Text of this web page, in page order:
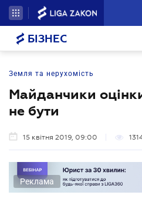
БІЗНЕС
Земля та нерухомість
Майданчики
не бути
15 квітня 2019, 09:00
Реклама